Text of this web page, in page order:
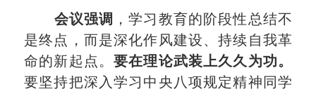
会议强调 ，学习教育的阶段性总结不
是终点，而是深化作风建设、持续自我革
命的新起点。要在理论武装上久久为功。
要坚持把深入学习中央八项规定精神同学